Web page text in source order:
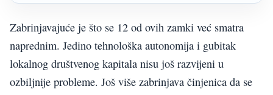
Zabrinjavajuće je što se 12 od ovih zamki već smatra
naprednim. Jedino tehnološka autonomija i gubitak
lokalnog društvenog kapitala nisu još razvijeni u
ozbiljnije probleme. Još više zabrinjava činjenica da se